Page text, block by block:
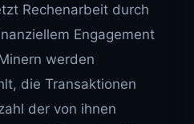
Rechenarbeit durch
Engagement
werden
die Transaktionen
der von ihnen